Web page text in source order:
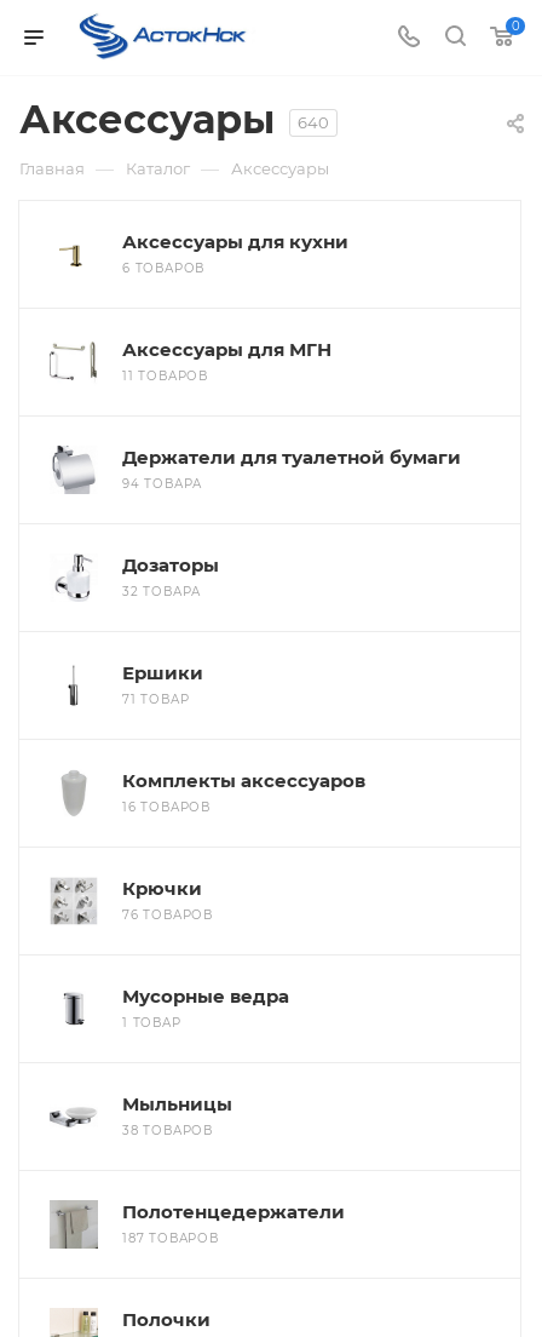
0
Аксессуары 640
Главная — Каталог — Аксессуары
Аксессуары для кухни
6 ТОВАРОВ
Аксессуары для МГН
11 ТОВАРОВ
Держатели для туалетной бумаги
94 ТОВАРА
Дозаторы
32 ТОВАРА
Ершики
71 ТОВАР
Комплекты аксессуаров
16 ТОВАРОВ
Крючки
76 ТОВАРОВ
Мусорные ведра
1 ТОВАР
Мыльницы
38 ТОВАРОВ
Полотенцедержатели
187 ТОВАРОВ
Полочки